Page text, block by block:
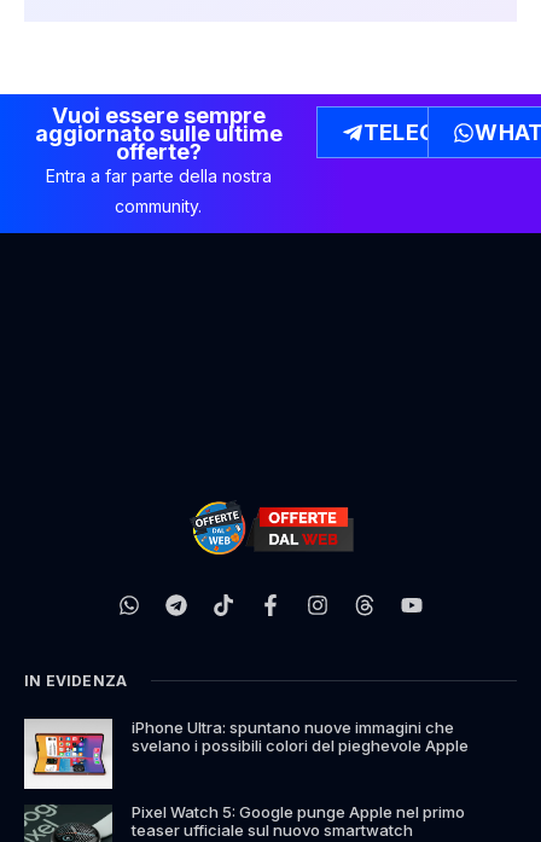
Vuoi essere sempre
aggiornato sulle ultime
offerte?
Entra a far parte della nostra
community.
TELEGRAM
IN EVIDENZA
iPhone Ultra: spuntano nuove immagini che
svelano i possibili colori del pieghevole Apple
Pixel Watch 5: Google punge Apple nel primo
teaser ufficiale sul nuovo smartwatch